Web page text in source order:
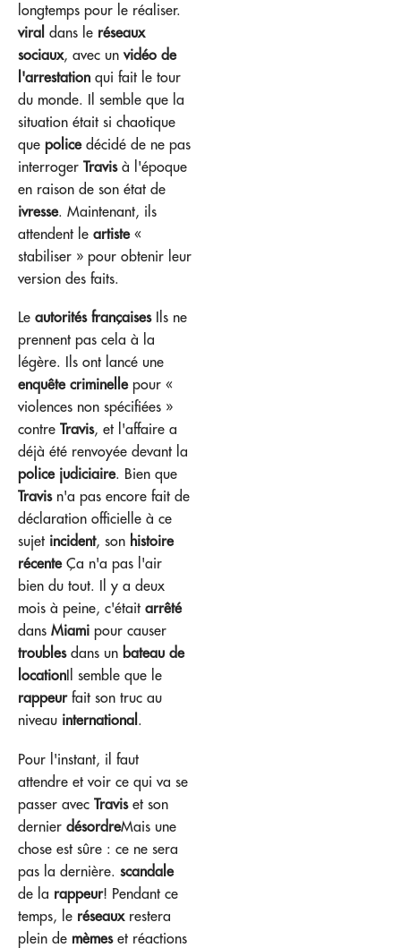
longtemps pour le réaliser.
viral dans le réseaux
sociaux, avec unvidéo de
l'arrestation qui fait le tour
du monde. Il semble que la
situation était si chaotique
que policedécidé de ne pas
interroger Travisà l'époque
en raison de son état de
ivresse. Maintenant, ils
attendent le artiste«
stabiliser » pour obtenir leur
version des faits.
Le autorités françaisesIls ne
prennent pas cela à la
légère. Ils ont lancé une
enquête criminellepour «
violences non spécifiées »
contre Travis, et l'affaire a
déjà été renvoyée devant la
police judiciaire. Bien que
Travisn'a pas encore fait de
déclaration officielle à ce
sujet incident, son histoire
récenteÇa n'a pas l'air
bien du tout. Il y a deux
mois à peine, c'était arrêté
dans Miami pour causer
troublesdans un bateau de
locationIl semble que le
rappeurfait son truc au
niveau international .
Pour l'instant, il faut
attendre et voir ce qui va se
passer avec Traviset son
dernier désordreMais une
chose est sûre : ce ne sera
pas la dernière. scandale
de la rappeur! Pendant ce
temps, le réseauxrestera
plein de mèmeset réactions